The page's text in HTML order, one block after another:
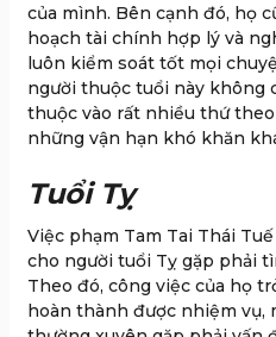
của mình. Bên cạnh đó, họ
hoạch tài chính hợp lý và
luôn kiểm soát tốt mọi
người thuộc tuổi này không
thuộc vào rất nhiều thứ
những vận hạn khó khăn
Tuổi Tỵ
Việc phạm Tam Tai Thái
cho người tuổi Tỵ gặp phải
Theo đó, công việc của họ
hoàn thành được nhiệm vụ,